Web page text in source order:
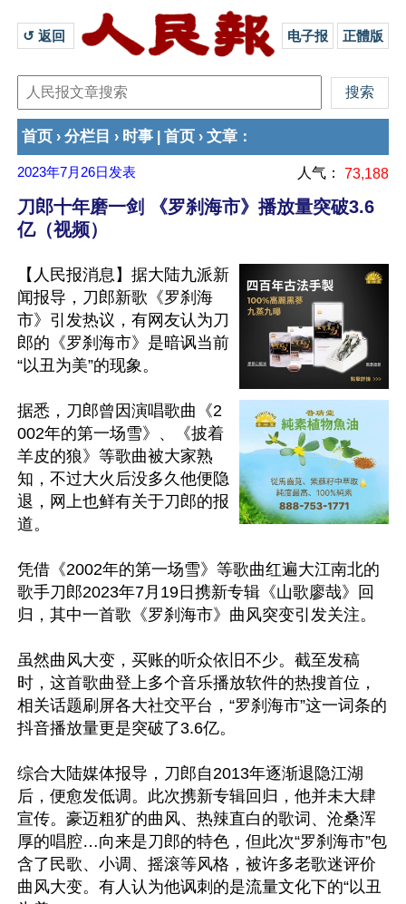
↺ 返回 电子报 正體版
首页 › 分栏目 › 时事 首页 › 文章 ：
2023年7月26日 发表 人气： 73,188
刀郎十年磨一剑 《罗刹海市》播放量突破3.6
亿（视频）
【人民报消息】据大陆九派新
闻报导，刀郎新歌《罗刹海
市》引发热议，有网友认为刀
郎的《罗刹海市》是暗讽当前
“以丑为美”的现象。
据悉，刀郎曾因演唱歌曲《2
002年的第一场雪》、《披着
羊皮的狼》等歌曲被大家熟
知，不过大火后没多久他便隐
退，网上也鲜有关于刀郎的报
道。
凭借《2002年的第一场雪》等歌曲红遍大江南北的
歌手刀郎2023年7月19日携新专辑《山歌廖哉》回
归，其中一首歌《罗刹海市》曲风突变引发关注。
虽然曲风大变，买账的听众依旧不少。截至发稿
时，这首歌曲登上多个音乐播放软件的热搜首位，
相关话题刷屏各大社交平台，“罗刹海市”这一词条的
抖音播放量更是突破了3.6亿。
综合大陆媒体报导，刀郎自2013年逐渐退隐江湖
后，便愈发低调。此次携新专辑回归，他并未大肆
宣传。豪迈粗犷的曲风、热辣直白的歌词、沧桑浑
厚的唱腔…向来是刀郎的特色，但此次“罗刹海市”包
含了民歌、小调、摇滚等风格，被许多老歌迷评价
曲风大变。有人认为他讽刺的是流量文化下的“以丑